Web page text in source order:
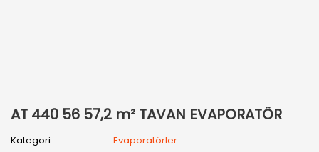
AT 440 56 57,2 m² TAVAN EVAPORATÖR
Kategori
Evaporatörler